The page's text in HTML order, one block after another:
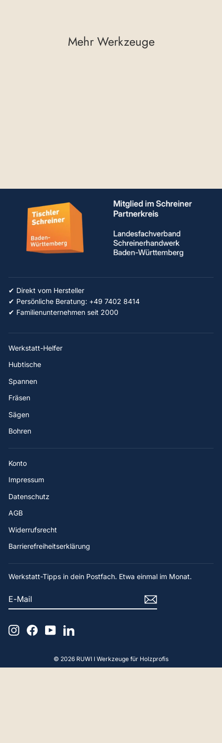
Mehr Werkzeuge
✔ Direkt vom Hersteller
✔ Persönliche Beratung: +49 7402 8414
✔ Familienunternehmen seit 2000
Werkstatt-Helfer
Hubtische
Spannen
Fräsen
Sägen
Bohren
Konto
Impressum
Datenschutz
AGB
Widerrufsrecht
Barrierefreiheitserklärung
Werkstatt-Tipps in dein Postfach. Etwa einmal im Monat.
MAIL
InstagramFacebook
YouTubeLinkedIn
© 2026 RUWI I Werkzeuge für Holzprofis